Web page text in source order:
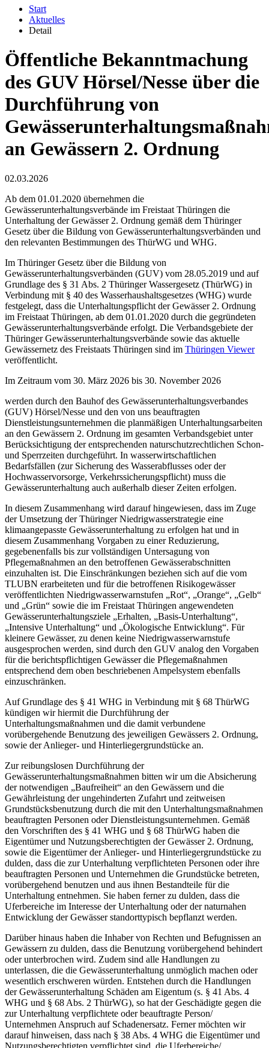
Start
Aktuelles
Detail
Öffentliche Bekanntmachung
des GUV Hörsel/Nesse über die
Durchführung von
an Gewässern 2. Ordnung
02.03.2026
Ab dem 01.01.2020 übernehmen die
Gewässerunterhaltungsverbände im Freistaat Thüringen die
Unterhaltung der Gewässer 2. Ordnung gemäß dem Thüringer
Gesetz über die Bildung von Gewässerunterhaltungsverbänden und
den relevanten Bestimmungen des ThürWG und WHG.
Im Thüringer Gesetz über die Bildung von
Gewässerunterhaltungsverbänden (GUV) vom 28.05.2019 und auf
Grundlage des § 31 Abs. 2 Thüringer Wassergesetz (ThürWG) in
Verbindung mit § 40 des Wasserhaushaltsgesetzes (WHG) wurde
festgelegt, dass die Unterhaltungspflicht der Gewässer 2. Ordnung
im Freistaat Thüringen, ab dem 01.01.2020 durch die gegründeten
Gewässerunterhaltungsverbände erfolgt. Die Verbandsgebiete der
Thüringer Gewässerunterhaltungsverbände sowie das aktuelle
Gewässernetz des Freistaats Thüringen sind im Thüringen Viewer
veröffentlicht.
Im Zeitraum vom 30. März 2026 bis 30. November 2026
werden durch den Bauhof des Gewässerunterhaltungsverbandes
(GUV) Hörsel/Nesse und den von uns beauftragten
Dienstleistungsunternehmen die planmäßigen Unterhaltungsarbeiten
an den Gewässern 2. Ordnung im gesamten Verbandsgebiet unter
Berücksichtigung der entsprechenden naturschutzrechtlichen Schon-
und Sperrzeiten durchgeführt. In wasserwirtschaftlichen
Bedarfsfällen (zur Sicherung des Wasserabflusses oder der
Hochwasservorsorge, Verkehrssicherungspflicht) muss die
Gewässerunterhaltung auch außerhalb dieser Zeiten erfolgen.
In diesem Zusammenhang wird darauf hingewiesen, dass im Zuge
der Umsetzung der Thüringer Niedrigwasserstrategie eine
klimaangepasste Gewässerunterhaltung zu erfolgen hat und in
diesem Zusammenhang Vorgaben zu einer Reduzierung,
gegebenenfalls bis zur vollständigen Untersagung von
Pflegemaßnahmen an den betroffenen Gewässerabschnitten
einzuhalten ist. Die Einschränkungen beziehen sich auf die vom
TLUBN erarbeiteten und für die betroffenen Risikogewässer
veröffentlichten Niedrigwasserwarnstufen „Rot“, „Orange“, „Gelb“
und „Grün“ sowie die im Freistaat Thüringen angewendeten
Gewässerunterhaltungsziele „Erhalten, „Basis-Unterhaltung“,
„Intensive Unterhaltung“ und „Ökologische Entwicklung“. Für
kleinere Gewässer, zu denen keine Niedrigwasserwarnstufe
ausgesprochen werden, sind durch den GUV analog den Vorgaben
für die berichtspflichtigen Gewässer die Pflegemaßnahmen
entsprechend dem oben beschriebenen Ampelsystem ebenfalls
einzuschränken.
Auf Grundlage des § 41 WHG in Verbindung mit § 68 ThürWG
kündigen wir hiermit die Durchführung der
Unterhaltungsmaßnahmen und die damit verbundene
vorübergehende Benutzung des jeweiligen Gewässers 2. Ordnung,
sowie der Anlieger- und Hinterliegergrundstücke an.
Zur reibungslosen Durchführung der
Gewässerunterhaltungsmaßnahmen bitten wir um die Absicherung
der notwendigen „Baufreiheit“ an den Gewässern und die
Gewährleistung der ungehinderten Zufahrt und zeitweisen
Grundstücksbenutzung durch die mit den Unterhaltungsmaßnahmen
beauftragten Personen oder Dienstleistungsunternehmen. Gemäß
den Vorschriften des § 41 WHG und § 68 ThürWG haben die
Eigentümer und Nutzungsberechtigten der Gewässer 2. Ordnung,
sowie die Eigentümer der Anlieger- und Hinterliegergrundstücke zu
dulden, dass die zur Unterhaltung verpflichteten Personen oder ihre
beauftragten Personen und Unternehmen die Grundstücke betreten,
vorübergehend benutzen und aus ihnen Bestandteile für die
Unterhaltung entnehmen. Sie haben ferner zu dulden, dass die
Uferbereiche im Interesse der Unterhaltung oder der naturnahen
Entwicklung der Gewässer standorttypisch bepflanzt werden.
Darüber hinaus haben die Inhaber von Rechten und Befugnissen an
Gewässern zu dulden, dass die Benutzung vorübergehend behindert
oder unterbrochen wird. Zudem sind alle Handlungen zu
unterlassen, die die Gewässerunterhaltung unmöglich machen oder
wesentlich erschweren würden. Entstehen durch die Handlungen
der Gewässerunterhaltung Schäden am Eigentum (s. § 41 Abs. 4
WHG und § 68 Abs. 2 ThürWG), so hat der Geschädigte gegen die
zur Unterhaltung verpflichtete oder beauftragte Person/
Unternehmen Anspruch auf Schadenersatz. Ferner möchten wir
darauf hinweisen, dass nach § 38 Abs. 4 WHG die Eigentümer und
Nutzungsberechtigten verpflichtet sind, die Uferbereiche/